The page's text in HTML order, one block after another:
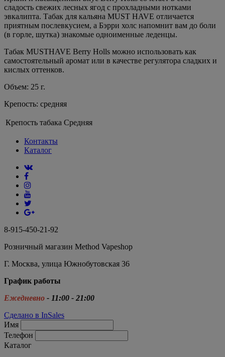
сладость свежих лесных ягод с прохладными нотками
эвкалипта. Табак для кальяна MUST HAVE отличается
приятным послевкусием, а Бэрри холс напомнит вам до боли
(в горле, шутка) знакомые одноименные леденцы.
Табак MUSTHAVE Berry Holls можно использовать как
самостоятельный аромат или в качестве регулятора сладких и
кислых оттенков.
Объем: 25 г.
Крепость: средняя
Крепость табака Средняя
Контакты
Каталог
8-915-450-21-92
Розничный магазин Method Vapeshop
Г. Москва, улица Южнобутовская 36
График работы
Ежедневно - 11:00 - 21:00
Сделано в InSales
Имя
Телефон
Каталог